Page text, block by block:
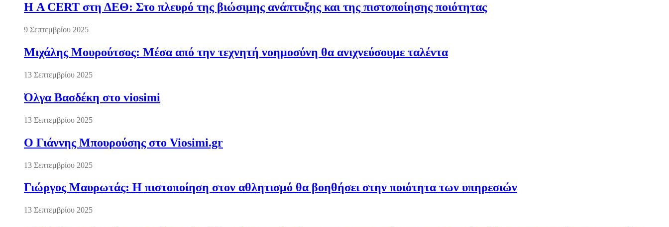
Η A CERT στη ΔΕΘ: Στο πλευρό της βιώσιμης ανάπτυξης και της πιστοποίησης ποιότητας
9 Σεπτεμβρίου 2025
Μιχάλης Μουρούτσος: Μέσα από την τεχνητή νοημοσύνη θα ανιχνεύσουμε ταλέντα
13 Σεπτεμβρίου 2025
Όλγα Βασδέκη στο viosimi
13 Σεπτεμβρίου 2025
Ο Γιάννης Μπουρούσης στο Viosimi.gr
13 Σεπτεμβρίου 2025
Γιώργος Μαυρωτάς: Η πιστοποίηση στον αθλητισμό θα βοηθήσει στην ποιότητα των υπηρεσιών
13 Σεπτεμβρίου 2025